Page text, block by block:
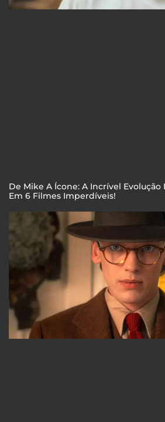
De Mike A Ícone: A Incrível
Em 6 Filmes Imperdíveis!